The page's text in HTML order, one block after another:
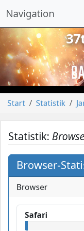
Navigation
vorheriges
Start Statistik
Statistik:
Browser-
Browser
Safari